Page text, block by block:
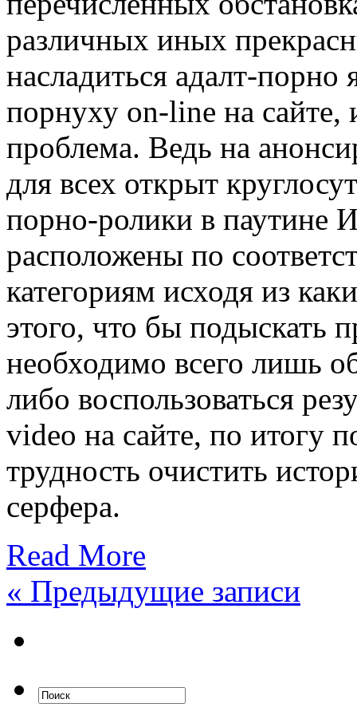
различных иных
насладиться адалт-порно
порнуху on-line на сайте,
проблема. Ведь на
для всех открыт
порно-ролики в паутине
расположены по
категориям исходя из
этого, что бы подыскать
необходимо всего лишь
либо воспользоваться
video на сайте, по итогу
трудность очистить
серфера.
Read More
« Предыдущие записи